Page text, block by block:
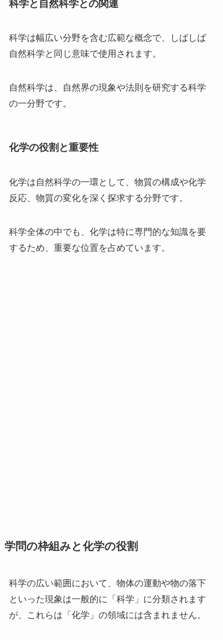
科学と自然科学との関連
科学は幅広い分野を含む広範な概念で、しばしば
自然科学と同じ意味で使用されます。
自然科学は、自然界の現象や法則を研究する科学
の一分野です。
化学の役割と重要性
化学は自然科学の一環として、物質の構成や化学
反応、物質の変化を深く探求する分野です。
科学全体の中でも、化学は特に専門的な知識を要
するため、重要な位置を占めています。
学問の枠組みと化学の役割
科学の広い範囲において、物体の運動や物の落下
といった現象は一般的に「科学」に分類されます
が、これらは「化学」の領域には含まれません。